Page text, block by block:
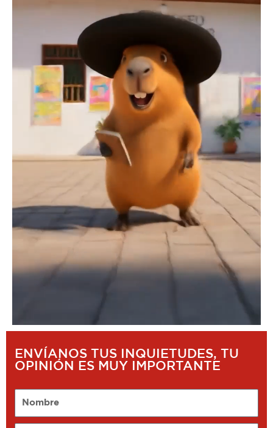
ENVÍANOS TUS INQUIETUDES, TU
OPINIÓN ES MUY IMPORTANTE